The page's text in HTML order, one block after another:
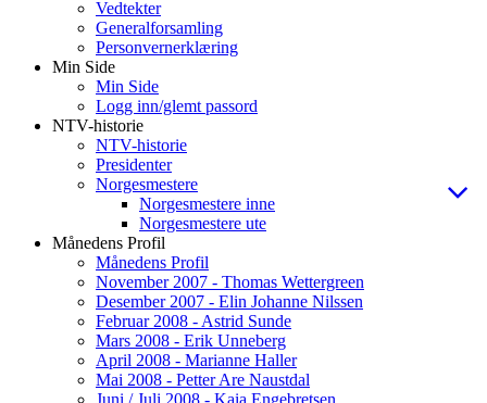
Vedtekter
Generalforsamling
Personvernerklæring
Min Side
Min Side
Logg inn/glemt passord
NTV-historie
NTV-historie
Presidenter
Norgesmestere
Norgesmestere inne
Norgesmestere ute
Månedens Profil
Månedens Profil
November 2007 - Thomas Wettergreen
Desember 2007 - Elin Johanne Nilssen
Februar 2008 - Astrid Sunde
Mars 2008 - Erik Unneberg
April 2008 - Marianne Haller
Mai 2008 - Petter Are Naustdal
Juni / Juli 2008 - Kaia Engebretsen